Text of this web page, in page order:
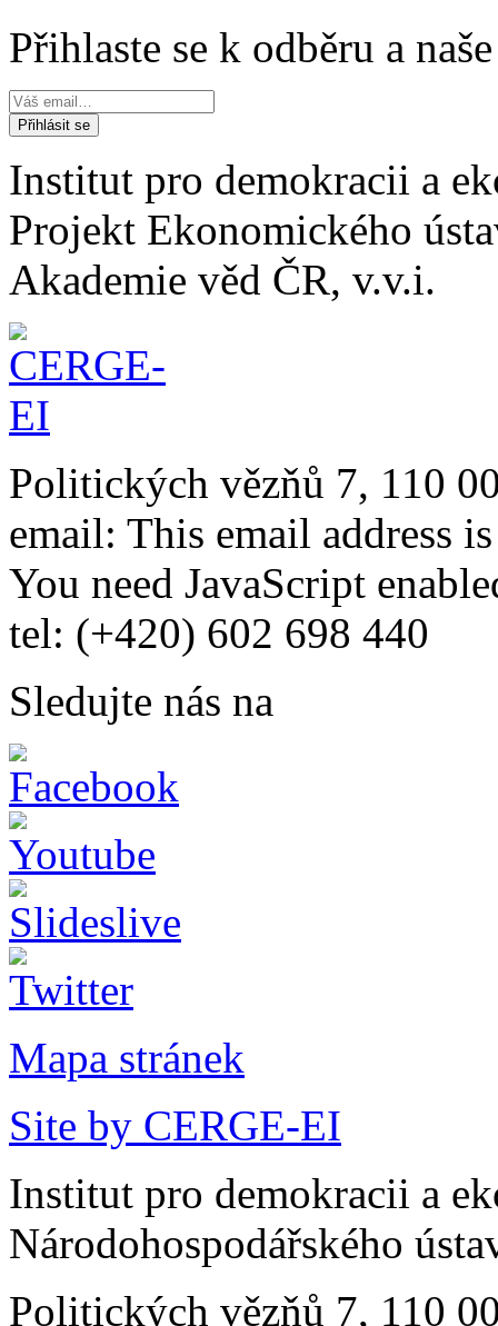
Přihlaste se k odběru a
Institut pro demokracii a
Projekt Ekonomického
Akademie věd ČR, v.v.i.
Politických vězňů 7, 110
email: This email address
You need JavaScript
tel: (+420) 602 698 440
Sledujte nás na
Mapa stránek
Site by CERGE-EI
Institut pro demokracii a
Národohospodářského
Politických vězňů 7, 110